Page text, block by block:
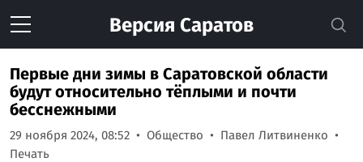
Версия Саратов
Первые дни зимы в Саратовской области
будут относительно тёплыми и почти
бесснежными
29 ноября 2024, 08:52 Общество
Павел Литвиненко
Печать